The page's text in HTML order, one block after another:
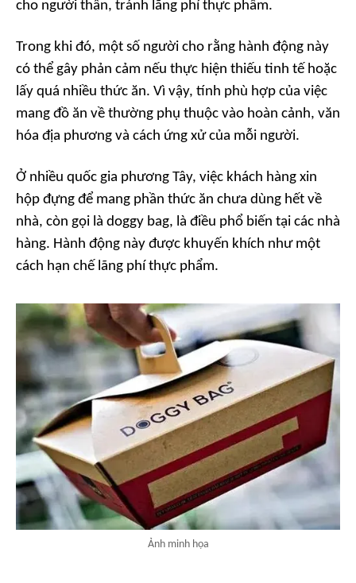
cho người thân, tránh lãng phí thực phẩm.
Trong khi đó, một số người cho rằng hành động này
có thể gây phản cảm nếu thực hiện thiếu tinh tế hoặc
lấy quá nhiều thức ăn. Vì vậy, tính phù hợp của việc
mang đồ ăn về thường phụ thuộc vào hoàn cảnh, văn
hóa địa phương và cách ứng xử của mỗi người.
Ở nhiều quốc gia phương Tây, việc khách hàng xin
hộp đựng để mang phần thức ăn chưa dùng hết về
nhà, còn gọi là doggy bag, là điều phổ biến tại các nhà
hàng. Hành động này được khuyến khích như một
cách hạn chế lãng phí thực phẩm.
Ảnh minh họa